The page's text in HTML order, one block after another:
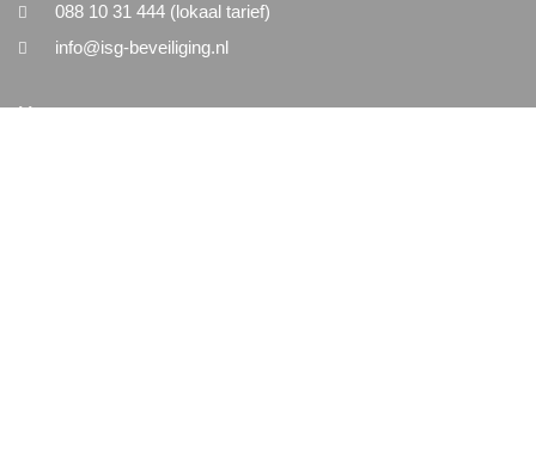
088 10 31 444 (lokaal tarief)
info@isg-beveiliging.nl
Menu